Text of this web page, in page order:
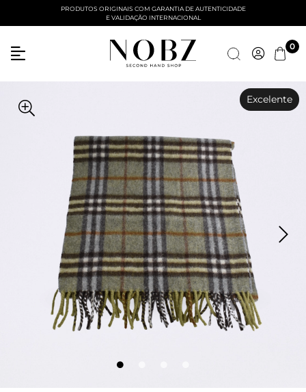
PRODUTOS ORIGINAIS COM GARANTIA DE AUTENTICIDADE
E VALIDAÇÃO INTERNACIONAL
0
Excelente